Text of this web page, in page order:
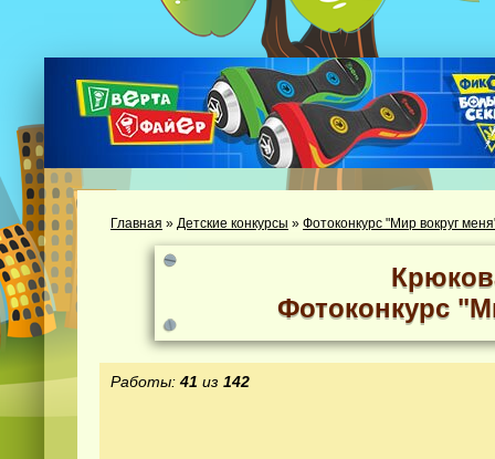
Главная » Детские конкурсы » Фотоконкурс "Мир вокруг
Фотоконкурс
Работы: 41 из 142